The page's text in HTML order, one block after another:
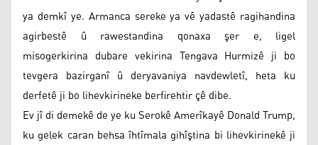
ya demkî ye. Armanca sereke ya vê yadastê ragihandina
agirbestê û rawestandina qonaxa şer e, ligel
misogerkirina dubare vekirina Tengava Hurmizê ji bo
tevgera bazirganî û deryavaniya navdewletî, heta ku
derfetê ji bo lihevkirineke berfirehtir çê dibe.
Ev jî di demekê de ye ku Serokê Amerîkayê Donald Trump,
ku gelek caran behsa îhtîmala gihîştina bi lihevkirinekê ji